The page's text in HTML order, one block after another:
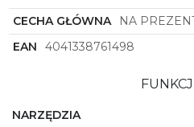
CECHA GŁÓWNA
NA
EAN
4041338761498
NARZĘDZIA